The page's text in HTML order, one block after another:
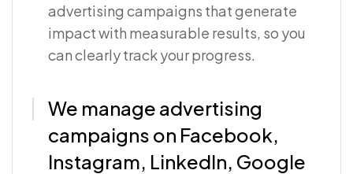
advertising campaigns that generate
impact with measurable results, so you
can clearly track your progress.
We manage advertising
campaigns on Facebook,
Instagram, LinkedIn, Google